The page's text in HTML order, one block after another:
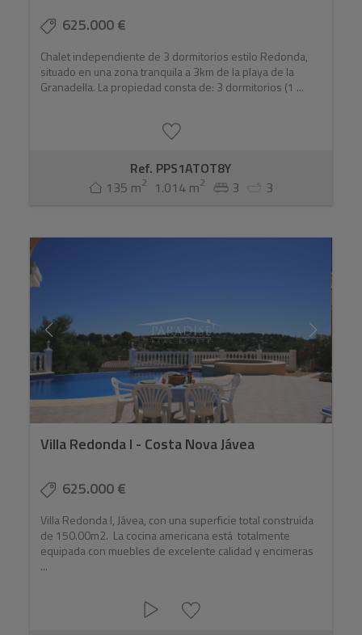
625.000 €
Chalet independiente de 3 dormitorios estilo Redonda,
situado en una zona tranquila a 3km de la playa de la
Granadella. La propiedad consta de: 3 dormitorios (1 ...
Ref. PPS1ATOT8Y
135 m2 1.014 m2 3 3
Villa Redonda I - Costa Nova Jávea
625.000 €
Villa Redonda I, Jávea, con una superficie total construida
de 150.00m2. La cocina americana está totalmente
equipada con muebles de excelente calidad y encimeras
...